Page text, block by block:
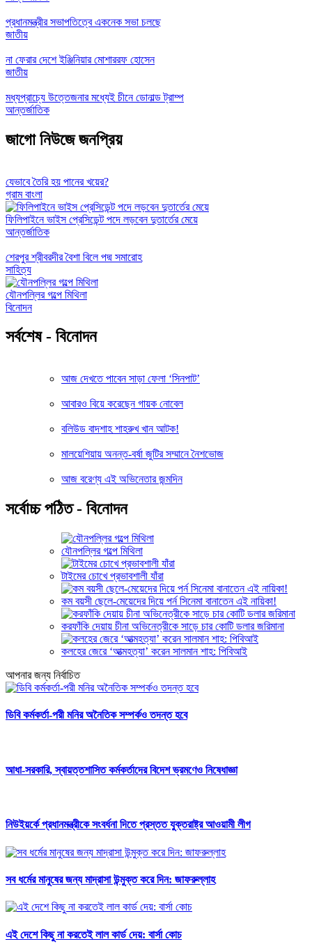
প্রধানমন্ত্রীর সভাপতিত্বে একনেক সভা চলছে
জাতীয়
না ফেরার দেশে ইঞ্জিনিয়ার মোশাররফ হোসেন
জাতীয়
মধ্যপ্রাচ্যে উত্তেজনার মধ্যেই চীনে ডোনাল্ড ট্রাম্প
আন্তর্জাতিক
জাগো নিউজে জনপ্রিয়
যেভাবে তৈরি হয় পানের খয়ের?
গ্রাম বাংলা
ফিলিপাইনে ভাইস প্রেসিডেন্ট পদে লড়বেন দুতার্তের মেয়ে
আন্তর্জাতিক
শেরপুর শ্রীবরদীর বৈশা বিলে পদ্ম সমারোহ
সাহিত্য
যৌনপল্লির গল্পে মিথিলা
বিনোদন
সর্বশেষ - বিনোদন
আজ দেখতে পাবেন সাড়া ফেলা ‘সিনপাট’
আবারও বিয়ে করেছেন গায়ক নোবেল
বলিউড বাদশাহ শাহরুখ খান আটক!
মালয়েশিয়ায় অনন্ত-বর্ষা জুটির সম্মানে নৈশভোজ
আজ বরেণ্য এই অভিনেতার জন্মদিন
সর্বোচ্চ পঠিত - বিনোদন
যৌনপল্লির গল্পে মিথিলা
টাইমের চোখে প্রভাবশালী যাঁরা
কম বয়সী ছেলে-মেয়েদের দিয়ে পর্ন সিনেমা বানাতেন এই নায়িকা!
করফাঁকি দেয়ায় চীনা অভিনেত্রীকে সাড়ে চার কোটি ডলার জরিমানা
কলহের জেরে ‘আত্মহত্যা’ করেন সালমান শাহ: পিবিআই
আপনার জন্য নির্বাচিত
ডিবি কর্মকর্তা-পরী মনির অনৈতিক সম্পর্কও তদন্ত হবে
আধা-সরকারি, স্বায়ত্তশাসিত কর্মকর্তাদের বিদেশ ভ্রমণেও নিষেধাজ্ঞা
নিউইয়র্কে প্রধানমন্ত্রীকে সংবর্ধনা দিতে প্রস্তত যুক্তরাষ্ট্র আওয়ামী লীগ
সব ধর্মের মানুষের জন্য মাদ্রাসা উন্মুক্ত করে দিন: জাফরুল্লাহ
এই দেশে কিছু না করতেই লাল কার্ড দেয়: বার্সা কোচ